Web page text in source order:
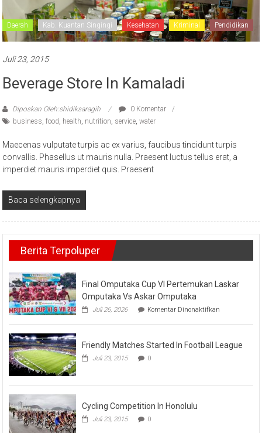
Daerah Kab. Kuantan Singingi Kesehatan Kriminal Pendidikan
Juli 23, 2015
Beverage Store In Kamaladi
Diposkan Oleh:shidiksaragih
0 Komentar
business,food, health, nutrition, service,water
Maecenas vulputate turpis ac ex varius, faucibus tincidunt turpis
convallis. Phasellus ut mauris nulla. Praesent luctus tellus erat, a
imperdiet mauris imperdiet quis. Praesent
Baca selengkapnya
Berita Terpoluper
Final Omputaka Cup VI Pertemukan Laskar
Omputaka Vs Askar Omputaka
Juli 26, 2026 Komentar Dinonaktifkan
Omputaka
VI
Friendly Matches Started In Football League
Juli 23, 2015 0
Cycling Competition In Honolulu
Juli 23, 2015 0